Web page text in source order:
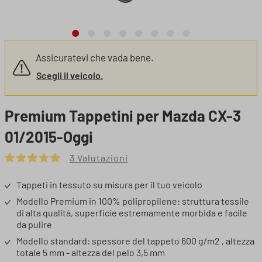
Assicuratevi che vada bene.
Scegli il veicolo.
Premium Tappetini per Mazda CX-3
01/2015-Oggi
Tappeti in tessuto su misura per il tuo veicolo
Modello Premium in 100% polipropilene: struttura tessile
di alta qualità, superficie estremamente morbida e facile
da pulire
Modello standard: spessore del tappeto 600 g/m2 , altezza
totale 5 mm - altezza del pelo 3,5 mm
3 Valutazioni